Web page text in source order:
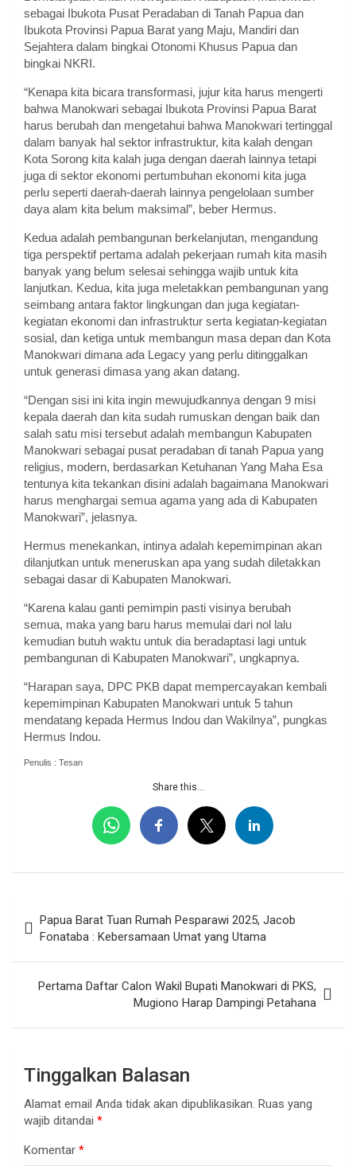
sebagai Ibukota Pusat Peradaban di Tanah Papua dan
Ibukota Provinsi Papua Barat yang Maju, Mandiri dan
Sejahtera dalam bingkai Otonomi Khusus Papua dan
bingkai NKRI.
“Kenapa kita bicara transformasi, jujur kita harus mengerti
bahwa Manokwari sebagai Ibukota Provinsi Papua Barat
harus berubah dan mengetahui bahwa Manokwari tertinggal
dalam banyak hal sektor infrastruktur, kita kalah dengan
Kota Sorong kita kalah juga dengan daerah lainnya tetapi
juga di sektor ekonomi pertumbuhan ekonomi kita juga
perlu seperti daerah-daerah lainnya pengelolaan sumber
daya alam kita belum maksimal”, beber Hermus.
Kedua adalah pembangunan berkelanjutan, mengandung
tiga perspektif pertama adalah pekerjaan rumah kita masih
banyak yang belum selesai sehingga wajib untuk kita
lanjutkan. Kedua, kita juga meletakkan pembangunan yang
seimbang antara faktor lingkungan dan juga kegiatan-
kegiatan ekonomi dan infrastruktur serta kegiatan-kegiatan
sosial, dan ketiga untuk membangun masa depan dan Kota
Manokwari dimana ada Legacy yang perlu ditinggalkan
untuk generasi dimasa yang akan datang.
“Dengan sisi ini kita ingin mewujudkannya dengan 9 misi
kepala daerah dan kita sudah rumuskan dengan baik dan
salah satu misi tersebut adalah membangun Kabupaten
Manokwari sebagai pusat peradaban di tanah Papua yang
religius, modern, berdasarkan Ketuhanan Yang Maha Esa
tentunya kita tekankan disini adalah bagaimana Manokwari
harus menghargai semua agama yang ada di Kabupaten
Manokwari”, jelasnya.
Hermus menekankan, intinya adalah kepemimpinan akan
dilanjutkan untuk meneruskan apa yang sudah diletakkan
sebagai dasar di Kabupaten Manokwari.
“Karena kalau ganti pemimpin pasti visinya berubah
semua, maka yang baru harus memulai dari nol lalu
kemudian butuh waktu untuk dia beradaptasi lagi untuk
pembangunan di Kabupaten Manokwari”, ungkapnya.
“Harapan saya, DPC PKB dapat mempercayakan kembali
kepemimpinan Kabupaten Manokwari untuk 5 tahun
mendatang kepada Hermus Indou dan Wakilnya”, pungkas
Hermus Indou.
Penulis : Tesan
Share this...
pos
Papua Barat Tuan Rumah Pesparawi 2025, Jacob
Fonataba : Kebersamaan Umat yang Utama
Pertama Daftar Calon Wakil Bupati Manokwari di PKS,
Mugiono Harap Dampingi Petahana
Tinggalkan Balasan
Alamat email Anda tidak akan dipublikasikan. Ruas yang
wajib ditandai *
Komentar *